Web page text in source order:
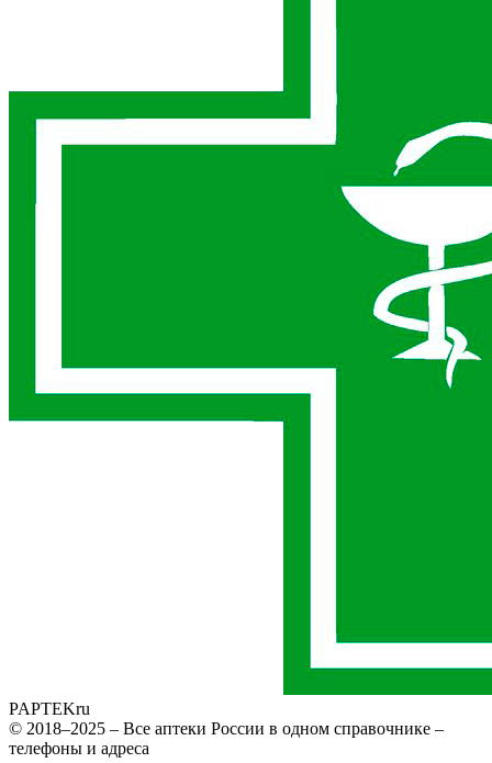
PAPTEKru
© 2018–2025 – Все аптеки России в одном справочнике –
телефоны и адреса